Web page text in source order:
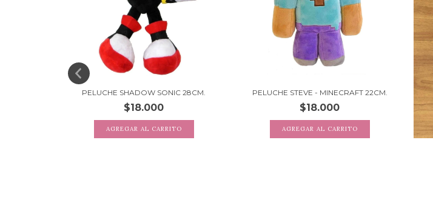
PELUCHE SHADOW SONIC 28CM.
$18.000
PELUCHE STEVE - MINECRAFT 22CM.
$18.000